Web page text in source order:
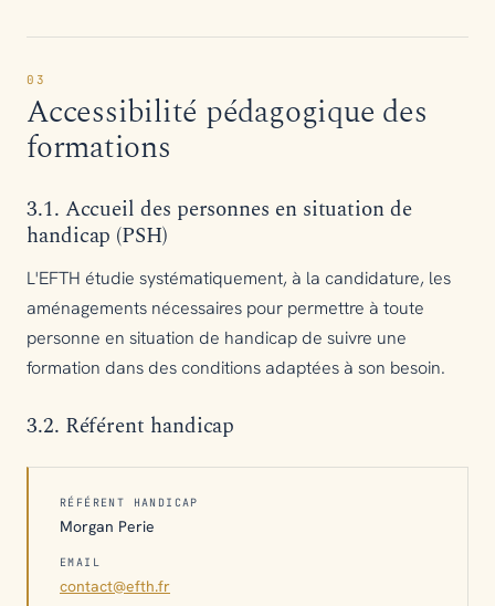
03
Accessibilité pédagogique des
formations
3.1. Accueil des personnes en situation de
handicap (PSH)
L'EFTH étudie systématiquement, à la candidature, les
aménagements nécessaires pour permettre à toute
personne en situation de handicap de suivre une
formation dans des conditions adaptées à son besoin.
3.2. Référent handicap
RÉFÉRENT HANDICAP
Morgan Perie
EMAIL
contact@efth.fr